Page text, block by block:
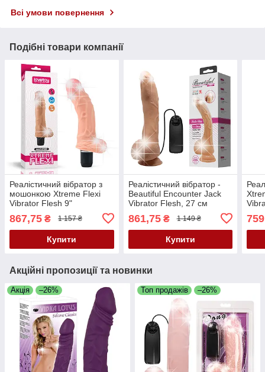
Всі умови повернення
Подібні товари компанії
Реалістичний вібратор з
мошонкою Xtreme Flexi
Vibrator Flesh 9"
867,75 ₴ 1 157 ₴
Купити
Реалістичний вібратор -
Beautiful Encounter Jack
Vibrator Flesh, 27 см
861,75₴ 1 149 ₴
Купити
759
Акційні пропозиції та новинки
Акція –26% Топ продажів –26%